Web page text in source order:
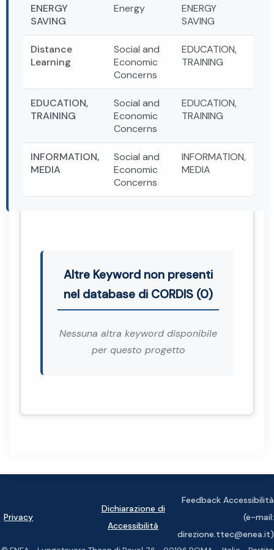
ENERGY
SAVING
Energy
ENERGY
SAVING
Distance
Learning
Social and
Economic
Concerns
EDUCATION,
TRAINING
EDUCATION,
TRAINING
Social and
Economic
Concerns
EDUCATION,
TRAINING
INFORMATION,
MEDIA
Social and
Economic
Concerns
INFORMATION,
MEDIA
Altre Keyword non presenti
nel database di CORDIS (0)
Nessuna altra keyword disponibile
per questo progetto
Privacy
Dichiarazione di
Accessibilità
Feedback Accessibilità
(e-mail:
direzione.ttec@enea.it)